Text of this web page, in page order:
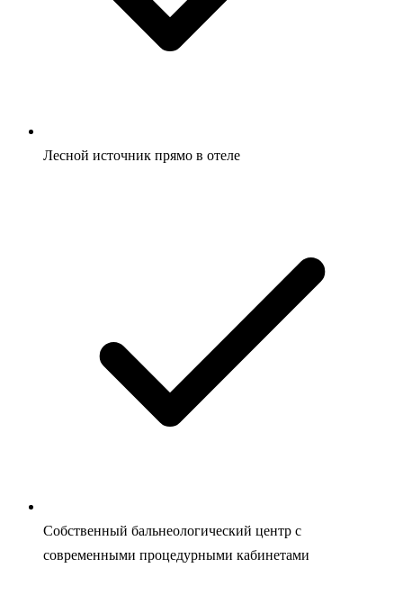
Лесной источник прямо в отеле
Собственный бальнеологический центр с
современными процедурными кабинетами